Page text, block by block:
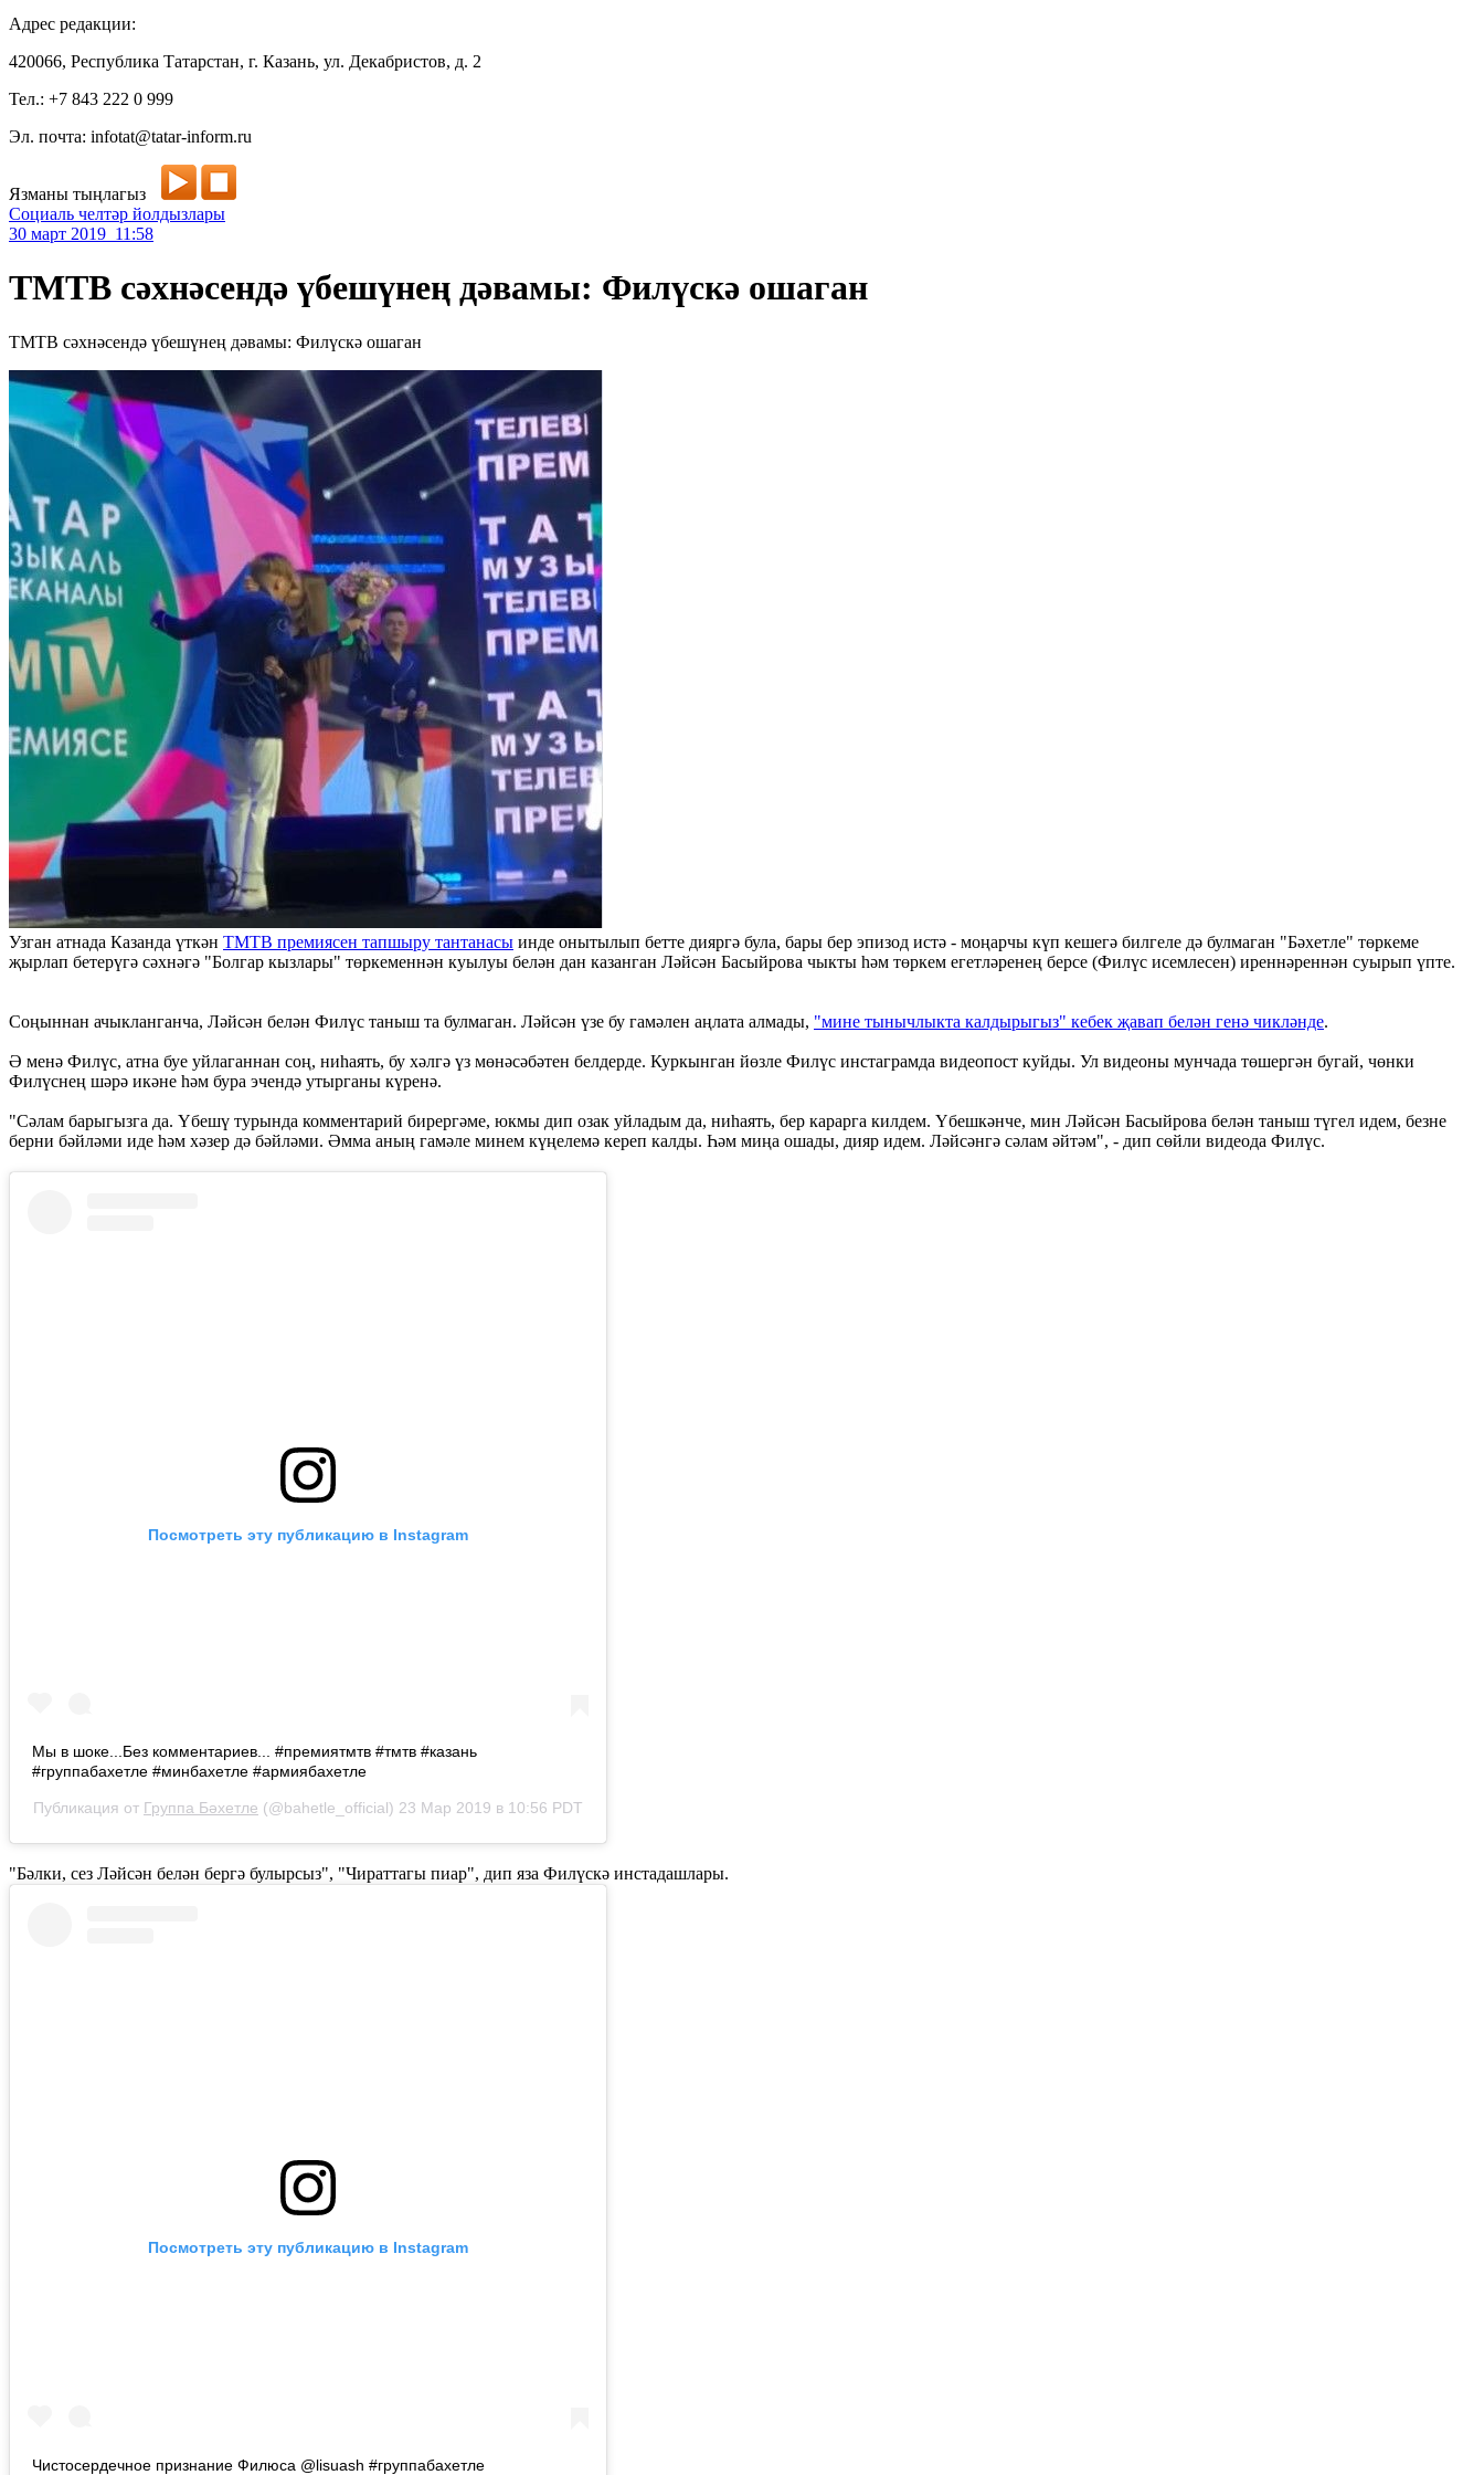
Адрес редакции:
420066, Республика Татарстан, г. Казань, ул. Декабристов, д. 2
Тел.: +7 843 222 0 999
Эл. почта: infotat@tatar-inform.ru
Язманы тыңлагыз
Социаль челтәр йолдызлары
30 март 2019 11:58
ТМТВ сәхнәсендә үбешүнең дәвамы: Филүскә ошаган
ТМТВ сәхнәсендә үбешүнең дәвамы: Филүскә ошаган
Узган атнада Казанда үткән ТМТВ премиясен тапшыру тантанасы инде онытылып бетте дияргә була, бары бер эпизод истә - моңарчы күп кешегә билгеле дә булмаган "Бәхетле" төркеме
җырлап бетерүгә сәхнәгә "Болгар кызлары" төркеменнән куылуы белән дан казанган Ләйсән Басыйрова чыкты һәм төркем егетләренең берсе (Филүс исемлесен) иреннәреннән суырып үпте.
Соңыннан ачыкланганча, Ләйсән белән Филүс таныш та булмаган. Ләйсән үзе бу гамәлен аңлата алмады, "мине тынычлыкта калдырыгыз" кебек җавап белән генә чикләнде.
Ә менә Филүс, атна буе уйлаганнан соң, ниһаять, бу хәлгә үз мөнәсәбәтен белдерде. Куркынган йөзле Филүс инстаграмда видеопост куйды. Ул видеоны мунчада төшергән бугай, чөнки
Филүснең шәрә икәне һәм бура эчендә утырганы күренә.
"Сәлам барыгызга да. Үбешү турында комментарий бирергәме, юкмы дип озак уйладым да, ниһаять, бер карарга килдем. Үбешкәнче, мин Ләйсән Басыйрова белән таныш түгел идем, безне
берни бәйләми иде һәм хәзер дә бәйләми. Әмма аның гамәле минем күңелемә кереп калды. Һәм миңа ошады, дияр идем. Ләйсәнгә сәлам әйтәм", - дип сөйли видеода Филүс.
Посмотреть эту публикацию в Instagram
Мы в шоке...Без комментариев... #премиятмтв #тмтв #казань
#группабахетле #минбахетле #армиябахетле
Публикация от Группа Бәхетле (@bahetle_official) 23 Мар 2019 в 10:56 PDT
"Бәлки, сез Ләйсән белән бергә булырсыз", "Чираттагы пиар", дип яза Филүскә инстадашлары.
Посмотреть эту публикацию в Instagram
Чистосердечное признание Филюса @lisuash #группабахетле